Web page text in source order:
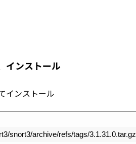
インストール
インストール
snort3/archive/refs/tags/3.1.31.0.tar.gz